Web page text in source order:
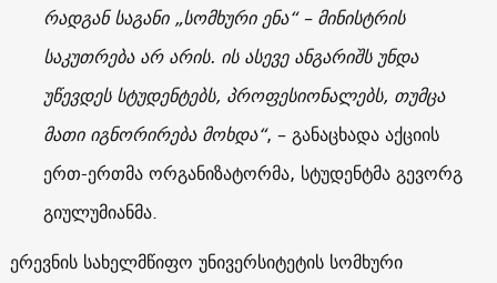
რადგან საგანი „სომხური ენა“ – მინისტრის
საკუთრება არ არის. ის ასევე ანგარიშს უნდა
უწევდეს სტუდენტებს, პროფესიონალებს, თუმცა
მათი იგნორირება მოხდა“, – განაცხადა აქციის
ერთ-ერთმა ორგანიზატორმა, სტუდენტმა გევორგ
გიულუმიანმა.
ერევნის სახელმწიფო უნივერსიტეტის სომხური